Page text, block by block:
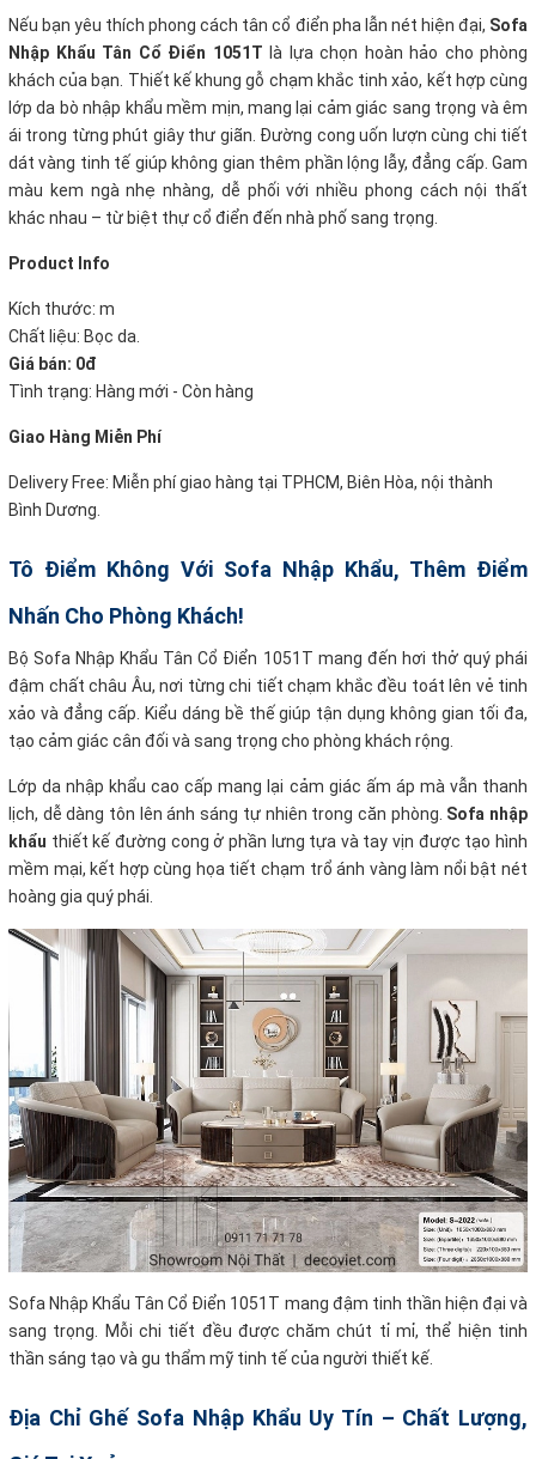
Nếu bạn yêu thích phong cách tân cổ điển pha lẫn nét hiện đại, Sofa
Nhập Khẩu Tân Cổ Điển 1051T là lựa chọn hoàn hảo cho phòng
khách của bạn. Thiết kế khung gỗ chạm khắc tinh xảo, kết hợp cùng
lớp da bò nhập khẩu mềm mịn, mang lại cảm giác sang trọng và êm
ái trong từng phút giây thư giãn. Đường cong uốn lượn cùng chi tiết
dát vàng tinh tế giúp không gian thêm phần lộng lẫy, đẳng cấp. Gam
màu kem ngà nhẹ nhàng, dễ phối với nhiều phong cách nội thất
khác nhau – từ biệt thự cổ điển đến nhà phố sang trọng.
Product Info
Kích thước: m
Chất liệu: Bọc da.
Giá bán: 0đ
Tình trạng: Hàng mới - Còn hàng
Giao Hàng Miễn Phí
Delivery Free: Miễn phí giao hàng tại TPHCM, Biên Hòa, nội thành
Bình Dương.
Tô Điểm Không Với Sofa Nhập Khẩu, Thêm Điểm
Nhấn Cho Phòng Khách!
Bộ Sofa Nhập Khẩu Tân Cổ Điển 1051T mang đến hơi thở quý phái
đậm chất châu Âu, nơi từng chi tiết chạm khắc đều toát lên vẻ tinh
xảo và đẳng cấp. Kiểu dáng bề thế giúp tận dụng không gian tối đa,
tạo cảm giác cân đối và sang trọng cho phòng khách rộng.
Lớp da nhập khẩu cao cấp mang lại cảm giác ấm áp mà vẫn thanh
lịch, dễ dàng tôn lên ánh sáng tự nhiên trong căn phòng. Sofa nhập
khẩu thiết kế đường cong ở phần lưng tựa và tay vịn được tạo hình
mềm mại, kết hợp cùng họa tiết chạm trổ ánh vàng làm nổi bật nét
hoàng gia quý phái.
Sofa Nhập Khẩu Tân Cổ Điển 1051T mang đậm tinh thần hiện đại và
sang trọng. Mỗi chi tiết đều được chăm chút tỉ mỉ, thể hiện tinh
thần sáng tạo và gu thẩm mỹ tinh tế của người thiết kế.
Địa Chỉ Ghế Sofa Nhập Khẩu Uy Tín – Chất Lượng,